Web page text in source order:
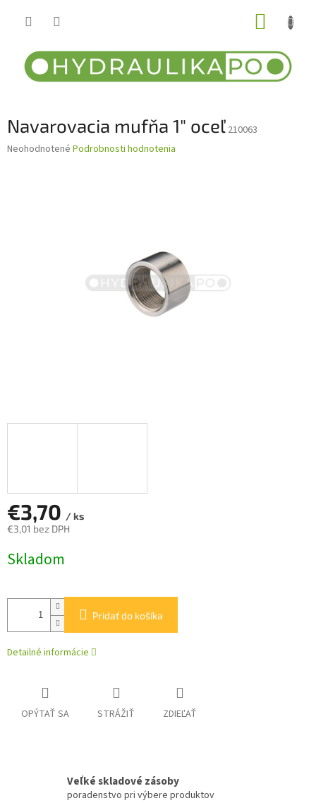
Navarovacia mufňa 1" oceľ 210063
Priemerné
Neohodnotené Podrobnosti hodnotenia
€3,70 / ks
€3,01 bez DPH
cena:
Skladom
Pridať do košíka
Detailné informácie
OPÝTAŤ SA STRÁŽIŤ ZDIEĽAŤ
Veľké skladové zásoby
poradenstvo pri výbere produktov